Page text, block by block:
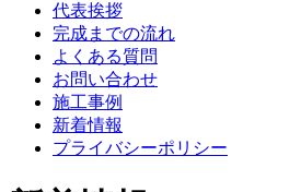
代表挨拶
完成までの流れ
よくある質問
お問い合わせ
施工事例
新着情報
プライバシーポリシー